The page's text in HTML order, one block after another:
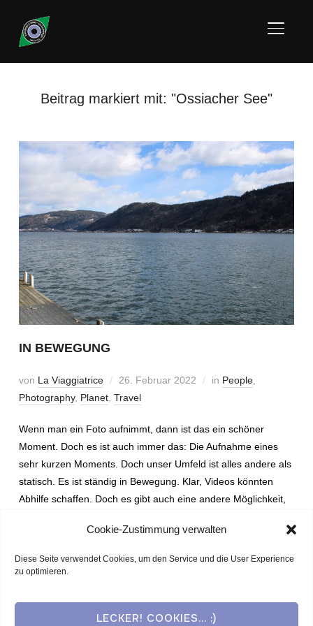
Cookie-Zustimmung verwalten
Diese Seite verwendet Cookies, um den Service und die User Experience
zu optimieren.
LECKER! COOKIES... :)
Beitrag markiert mit: "Ossiacher See"
IN BEWEGUNG
von La Viaggiatrice 26. Februar 2022 in People,
Photography, Planet, Travel
Wenn man ein Foto aufnimmt, dann ist das ein schöner
Moment. Doch es ist auch immer das: Die Aufnahme eines
sehr kurzen Moments. Doch unser Umfeld ist alles andere als
statisch. Es ist ständig in Bewegung. Klar, Videos könnten
Abhilfe schaffen. Doch es gibt auch eine andere Möglichkeit,
WEITERLESEN